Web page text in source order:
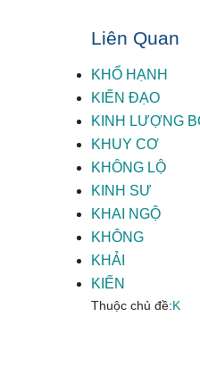
Liên Quan
KHỔ HẠNH
KIẾN ĐẠO
KINH LƯỢNG
KHUY CƠ
KHÔNG LỘ
KINH SƯ
KHAI NGỘ
KHÔNG
KHẢI
KIẾN
Thuộc chủ đề:K